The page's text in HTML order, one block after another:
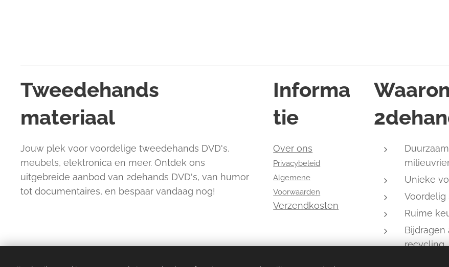
Tweedehands
materiaal
Jouw plek voor voordelige tweedehands DVD's,
meubels, elektronica en meer. Ontdek ons
uitgebreide aanbod van 2dehands DVD's, van humor
tot documentaires, en bespaar vandaag nog!
Informa
tie
Over ons
Privacybeleid
Algemene
Voorwaarden
Verzendkosten
Unieke
Voordelig
Ruime
Bijdragen
recycling